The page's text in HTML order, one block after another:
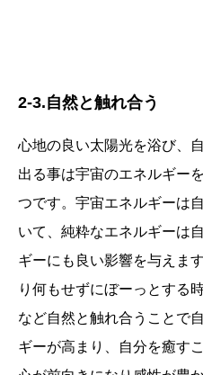
2-3.自然と触れ合う
心地の良い太陽光を浴び、
出る事は宇宙のエネルギー
つです。宇宙エネルギーは
いて、純粋なエネルギーは
ギーにも良い影響を与えま
り何もせずにぼーっとする
など自然と触れ合うことで
ギーが高まり、自分を癒す